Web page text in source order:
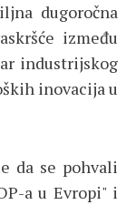
dugoročna
između
industrijskog
inovacija u
da se pohvali
a u Evropi" i